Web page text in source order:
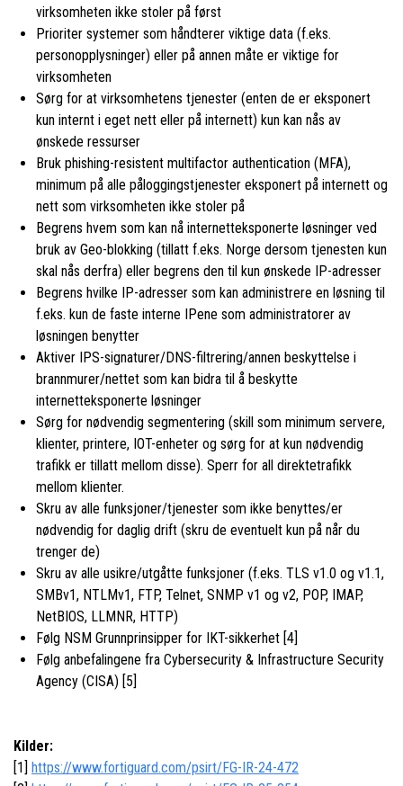
virksomheten ikke stoler på først
Prioriter systemer som håndterer viktige data (f.eks.
personopplysninger) eller på annen måte er viktige for
virksomheten
Sørg for at virksomhetens tjenester (enten de er eksponert
kun internt i eget nett eller på internett) kun kan nås av
ønskede ressurser
Bruk phishing-resistent multifactor authentication (MFA),
minimum på alle påloggingstjenester eksponert på internett og
nett som virksomheten ikke stoler på
Begrens hvem som kan nå internetteksponerte løsninger ved
bruk av Geo-blokking (tillatt f.eks. Norge dersom tjenesten kun
skal nås derfra) eller begrens den til kun ønskede IP-adresser
Begrens hvilke IP-adresser som kan administrere en løsning til
f.eks. kun de faste interne IPene som administratorer av
løsningen benytter
Aktiver IPS-signaturer/DNS-filtrering/annen beskyttelse i
brannmurer/nettet som kan bidra til å beskytte
internetteksponerte løsninger
Sørg for nødvendig segmentering (skill som minimum servere,
klienter, printere, IOT-enheter og sørg for at kun nødvendig
trafikk er tillatt mellom disse). Sperr for all direktetrafikk
mellom klienter.
Skru av alle funksjoner/tjenester som ikke benyttes/er
nødvendig for daglig drift (skru de eventuelt kun på når du
trenger de)
Skru av alle usikre/utgåtte funksjoner (f.eks. TLS v1.0 og v1.1,
SMBv1, NTLMv1, FTP, Telnet, SNMP v1 og v2, POP, IMAP,
NetBIOS, LLMNR, HTTP)
Følg NSM Grunnprinsipper for IKT-sikkerhet [4]
Følg anbefalingene fra Cybersecurity & Infrastructure Security
Agency (CISA) [5]
Kilder:
[1] https://www.fortiguard.com/psirt/FG-IR-24-472